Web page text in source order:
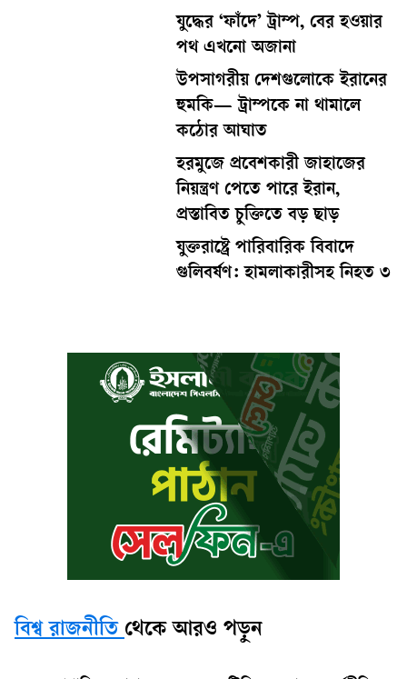
যুদ্ধের ‘ফাঁদে’ ট্রাম্প, বের হওয়ার
পথ এখনো অজানা
উপসাগরীয় দেশগুলোকে ইরানের
হুমকি— ট্রাম্পকে না থামালে
কঠোর আঘাত
হরমুজে প্রবেশকারী জাহাজের
নিয়ন্ত্রণ পেতে পারে ইরান,
প্রস্তাবিত চুক্তিতে বড় ছাড়
যুক্তরাষ্ট্রে পারিবারিক বিবাদে
গুলিবর্ষণ: হামলাকারীসহ নিহত ৩
বিশ্ব রাজনীতি থেকে আরও পড়ুন